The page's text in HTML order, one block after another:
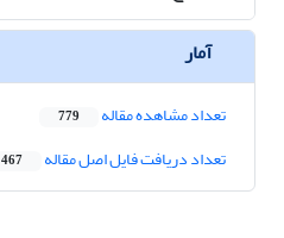
آمار
تعداد مشاهده مقاله 779
تعداد دریافت فایل اصل مقاله 467